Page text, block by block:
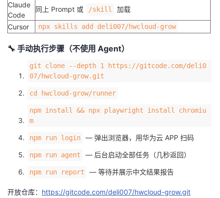
Claude
Code
同上 Prompt 或 /skill 加载
Cursor npx skills add deli007/hwcloud-grow
🔧 手动执行步骤（不使用 Agent）
git clone --depth 1 https://gitcode.com/deli0
07/hwcloud-grow.git
cd hwcloud-grow/runner
npm install && npx playwright install chromiu
m
npm run login — 弹出浏览器，用华为云 APP 扫码
npm run agent — 后台启动全部任务（几秒返回）
npm run report — 等待并展示中文结果报告
开放仓库： https://gitcode.com/deli007/hwcloud-grow.git